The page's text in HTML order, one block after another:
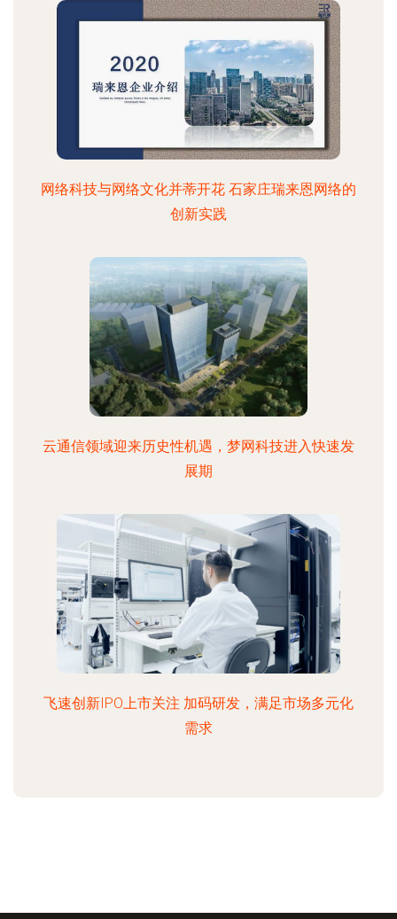
网络科技与网络文化并蒂开花 石家庄瑞来恩网络的
创新实践
云通信领域迎来历史性机遇，梦网科技进入快速发
展期
飞速创新IPO上市关注 加码研发，满足市场多元化
需求